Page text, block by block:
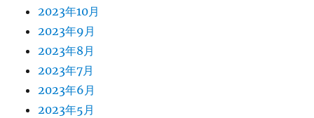
2023年10月
2023年9月
2023年8月
2023年7月
2023年6月
2023年5月